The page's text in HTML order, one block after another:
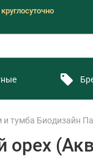
тумба Биодизайн
орех